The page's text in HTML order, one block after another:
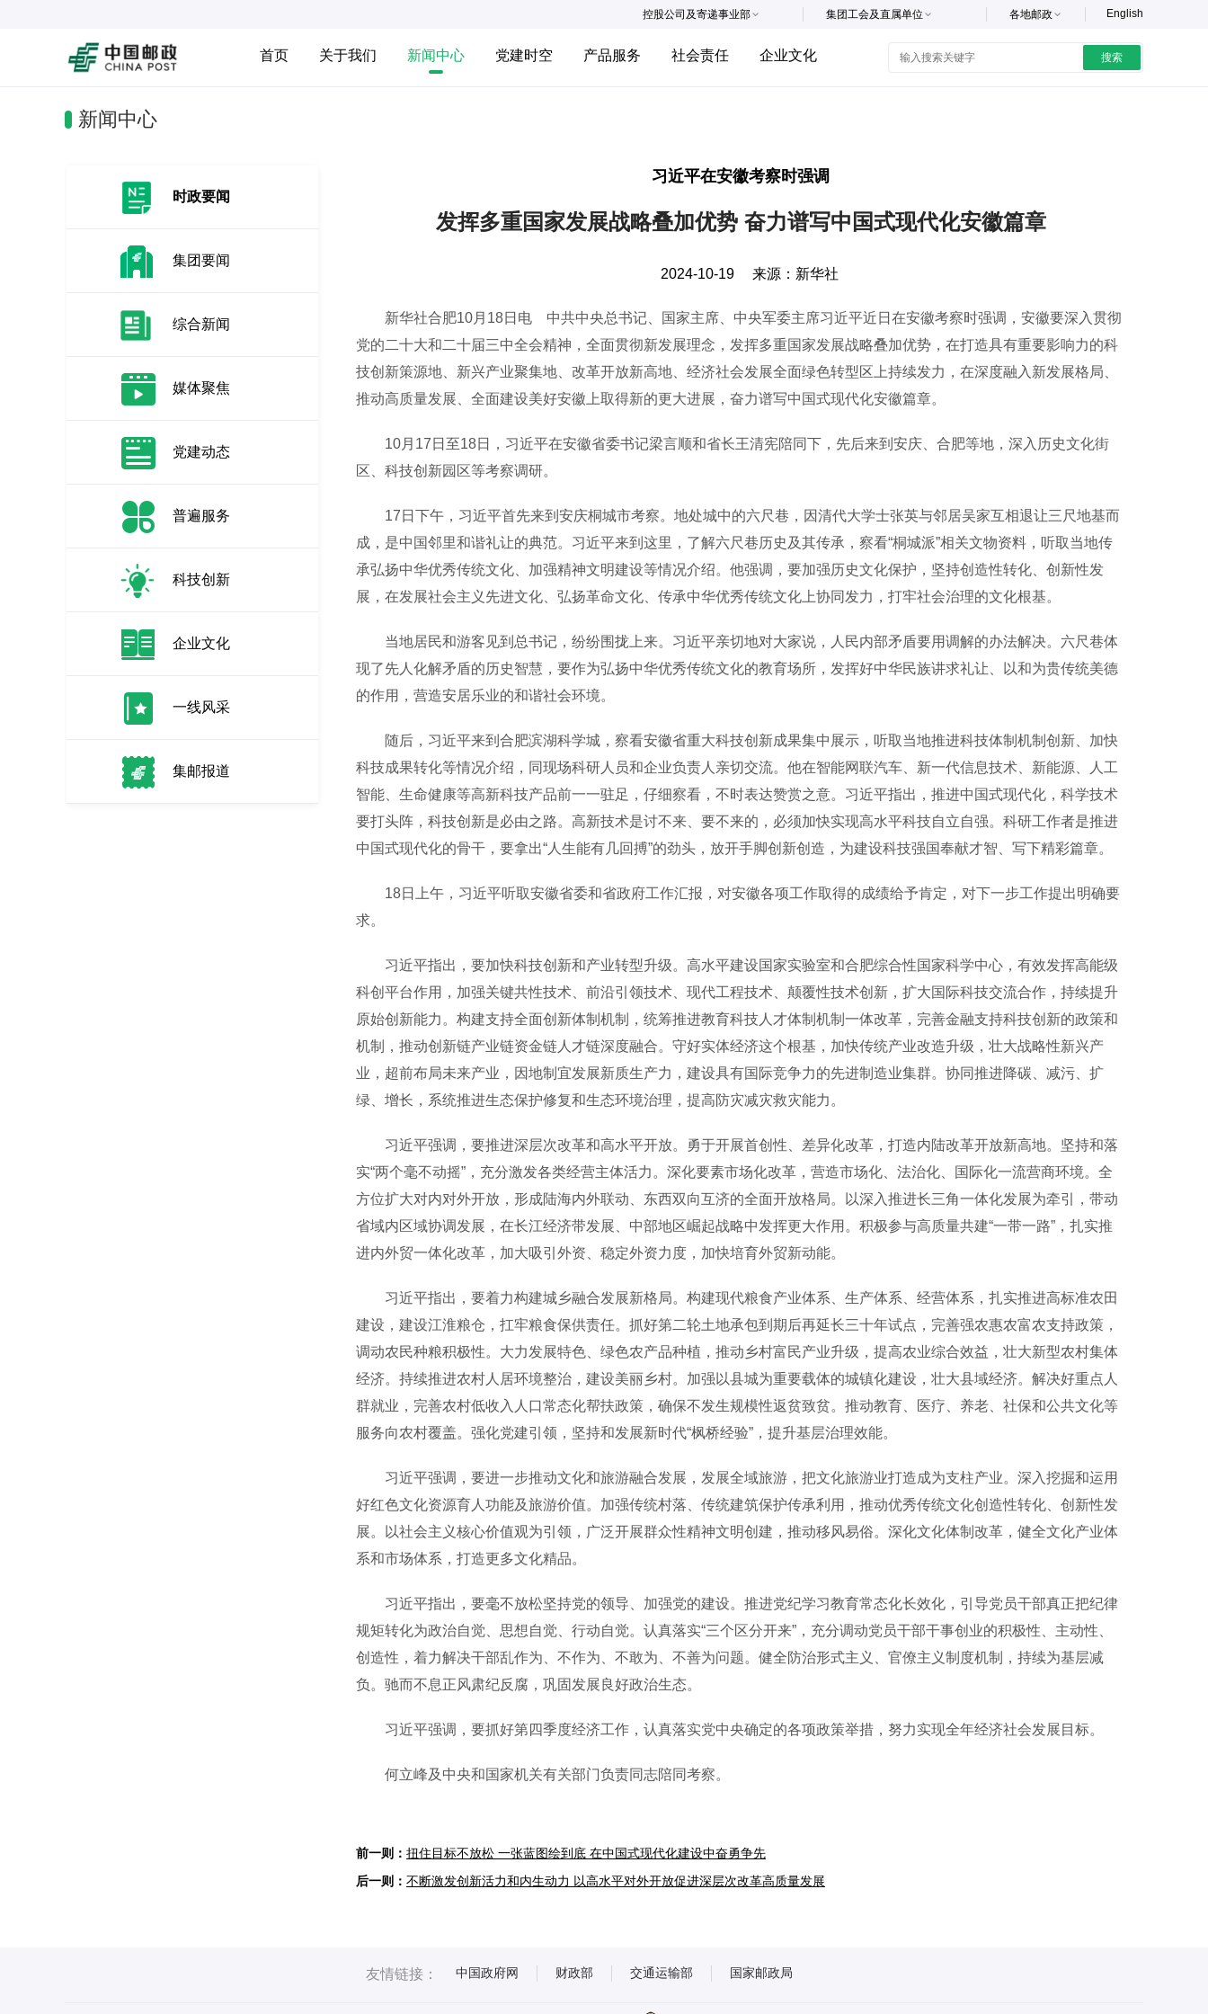
English
各地邮政
集团工会及直属单位
控股公司及寄递事业部
首页 关于我们 新闻中心 党建时空 产品服务 社会责任 企业文化 搜索
新闻中心
时政要闻
集团要闻
综合新闻
媒体聚焦
党建动态
普遍服务
科技创新
企业文化
一线风采
集邮报道
习近平在安徽考察时强调
发挥多重国家发展战略叠加优势 奋力谱写中国式现代化安徽篇章
2024-10-19 来源： 新华社
新华社合肥10月18日电 中共中央总书记、国家主席、中央军委主席习近平近日在安徽考察时强调，安徽要深入贯彻
党的二十大和二十届三中全会精神，全面贯彻新发展理念，发挥多重国家发展战略叠加优势，在打造具有重要影响力的科
技创新策源地、新兴产业聚集地、改革开放新高地、经济社会发展全面绿色转型区上持续发力，在深度融入新发展格局、
推动高质量发展、全面建设美好安徽上取得新的更大进展，奋力谱写中国式现代化安徽篇章。
10月17日至18日，习近平在安徽省委书记梁言顺和省长王清宪陪同下，先后来到安庆、合肥等地，深入历史文化街
区、科技创新园区等考察调研。
17日下午，习近平首先来到安庆桐城市考察。地处城中的六尺巷，因清代大学士张英与邻居吴家互相退让三尺地基而
成，是中国邻里和谐礼让的典范。习近平来到这里，了解六尺巷历史及其传承，察看“桐城派”相关文物资料，听取当地传
承弘扬中华优秀传统文化、加强精神文明建设等情况介绍。他强调，要加强历史文化保护，坚持创造性转化、创新性发
展，在发展社会主义先进文化、弘扬革命文化、传承中华优秀传统文化上协同发力，打牢社会治理的文化根基。
当地居民和游客见到总书记，纷纷围拢上来。习近平亲切地对大家说，人民内部矛盾要用调解的办法解决。六尺巷体
现了先人化解矛盾的历史智慧，要作为弘扬中华优秀传统文化的教育场所，发挥好中华民族讲求礼让、以和为贵传统美德
的作用，营造安居乐业的和谐社会环境。
随后，习近平来到合肥滨湖科学城，察看安徽省重大科技创新成果集中展示，听取当地推进科技体制机制创新、加快
科技成果转化等情况介绍，同现场科研人员和企业负责人亲切交流。他在智能网联汽车、新一代信息技术、新能源、人工
智能、生命健康等高新科技产品前一一驻足，仔细察看，不时表达赞赏之意。习近平指出，推进中国式现代化，科学技术
要打头阵，科技创新是必由之路。高新技术是讨不来、要不来的，必须加快实现高水平科技自立自强。科研工作者是推进
中国式现代化的骨干，要拿出“人生能有几回搏”的劲头，放开手脚创新创造，为建设科技强国奉献才智、写下精彩篇章。
18日上午，习近平听取安徽省委和省政府工作汇报，对安徽各项工作取得的成绩给予肯定，对下一步工作提出明确要
求。
习近平指出，要加快科技创新和产业转型升级。高水平建设国家实验室和合肥综合性国家科学中心，有效发挥高能级
科创平台作用，加强关键共性技术、前沿引领技术、现代工程技术、颠覆性技术创新，扩大国际科技交流合作，持续提升
原始创新能力。构建支持全面创新体制机制，统筹推进教育科技人才体制机制一体改革，完善金融支持科技创新的政策和
机制，推动创新链产业链资金链人才链深度融合。守好实体经济这个根基，加快传统产业改造升级，壮大战略性新兴产
业，超前布局未来产业，因地制宜发展新质生产力，建设具有国际竞争力的先进制造业集群。协同推进降碳、减污、扩
绿、增长，系统推进生态保护修复和生态环境治理，提高防灾减灾救灾能力。
习近平强调，要推进深层次改革和高水平开放。勇于开展首创性、差异化改革，打造内陆改革开放新高地。坚持和落
实“两个毫不动摇”，充分激发各类经营主体活力。深化要素市场化改革，营造市场化、法治化、国际化一流营商环境。全
方位扩大对内对外开放，形成陆海内外联动、东西双向互济的全面开放格局。以深入推进长三角一体化发展为牵引，带动
省域内区域协调发展，在长江经济带发展、中部地区崛起战略中发挥更大作用。积极参与高质量共建“一带一路”，扎实推
进内外贸一体化改革，加大吸引外资、稳定外资力度，加快培育外贸新动能。
习近平指出，要着力构建城乡融合发展新格局。构建现代粮食产业体系、生产体系、经营体系，扎实推进高标准农田
建设，建设江淮粮仓，扛牢粮食保供责任。抓好第二轮土地承包到期后再延长三十年试点，完善强农惠农富农支持政策，
调动农民种粮积极性。大力发展特色、绿色农产品种植，推动乡村富民产业升级，提高农业综合效益，壮大新型农村集体
经济。持续推进农村人居环境整治，建设美丽乡村。加强以县城为重要载体的城镇化建设，壮大县域经济。解决好重点人
群就业，完善农村低收入人口常态化帮扶政策，确保不发生规模性返贫致贫。推动教育、医疗、养老、社保和公共文化等
服务向农村覆盖。强化党建引领，坚持和发展新时代“枫桥经验”，提升基层治理效能。
习近平强调，要进一步推动文化和旅游融合发展，发展全域旅游，把文化旅游业打造成为支柱产业。深入挖掘和运用
好红色文化资源育人功能及旅游价值。加强传统村落、传统建筑保护传承利用，推动优秀传统文化创造性转化、创新性发
展。以社会主义核心价值观为引领，广泛开展群众性精神文明创建，推动移风易俗。深化文化体制改革，健全文化产业体
系和市场体系，打造更多文化精品。
习近平指出，要毫不放松坚持党的领导、加强党的建设。推进党纪学习教育常态化长效化，引导党员干部真正把纪律
规矩转化为政治自觉、思想自觉、行动自觉。认真落实“三个区分开来”，充分调动党员干部干事创业的积极性、主动性、
创造性，着力解决干部乱作为、不作为、不敢为、不善为问题。健全防治形式主义、官僚主义制度机制，持续为基层减
负。驰而不息正风肃纪反腐，巩固发展良好政治生态。
习近平强调，要抓好第四季度经济工作，认真落实党中央确定的各项政策举措，努力实现全年经济社会发展目标。
何立峰及中央和国家机关有关部门负责同志陪同考察。
扭住目标不放松 一张蓝图绘到底 在中国式现代化建设中奋勇争先
不断激发创新活力和内生动力 以高水平对外开放促进深层次改革高质量发展
友情链接： 中国政府网 财政部 交通运输部 国家邮政局